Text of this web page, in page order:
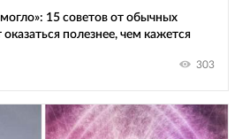
15 советов от обычных
полезнее, чем кажется
303